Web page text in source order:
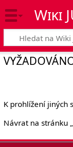
Wiki
K prohlížení jiných
Návrat na stránku „